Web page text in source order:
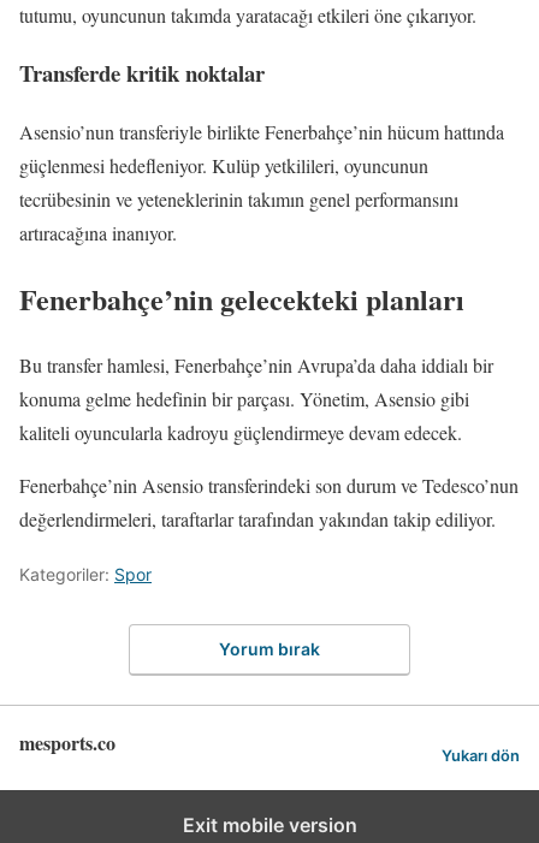
tutumu, oyuncunun takımda yaratacağı etkileri öne çıkarıyor.
Transferde kritik noktalar
Asensio’nun transferiyle birlikte Fenerbahçe’nin hücum hattında
güçlenmesi hedefleniyor. Kulüp yetkilileri, oyuncunun
tecrübesinin ve yeteneklerinin takımın genel performansını
artıracağına inanıyor.
Fenerbahçe’nin gelecekteki planları
Bu transfer hamlesi, Fenerbahçe’nin Avrupa’da daha iddialı bir
konuma gelme hedefinin bir parçası. Yönetim, Asensio gibi
kaliteli oyuncularla kadroyu güçlendirmeye devam edecek.
Fenerbahçe’nin Asensio transferindeki son durum ve Tedesco’nun
değerlendirmeleri, taraftarlar tarafından yakından takip ediliyor.
Kategoriler: Spor
Yorum bırak
mesports.co Yukarı dön
Exit mobile version